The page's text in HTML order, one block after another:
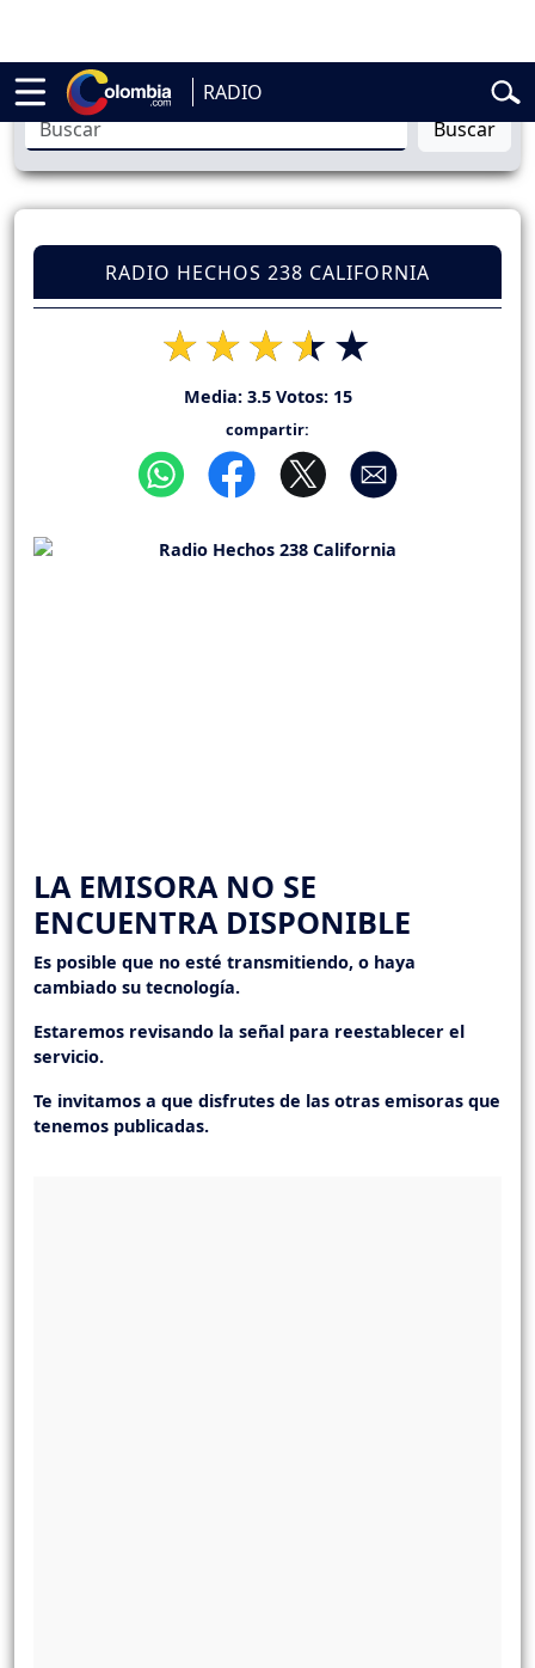
RADIO
de la Espriella Vuelta a Colombia
Buscar
RADIO HECHOS 238 CALIFORNIA
Media: 3.5Votos: 15
compartir:
LA EMISORA NO SE
ENCUENTRA DISPONIBLE
Es posible que no esté transmitiendo, o haya
cambiado su tecnología.
Estaremos revisando la señal para reestablecer el
servicio.
Te invitamos a que disfrutes de las otras emisoras que
tenemos publicadas.